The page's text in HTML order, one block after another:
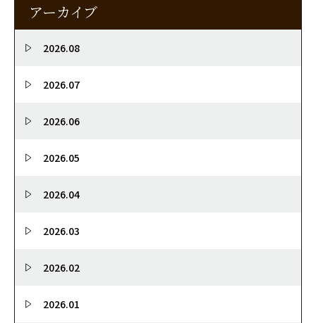
アーカイブ
2026.08
2026.07
2026.06
2026.05
2026.04
2026.03
2026.02
2026.01